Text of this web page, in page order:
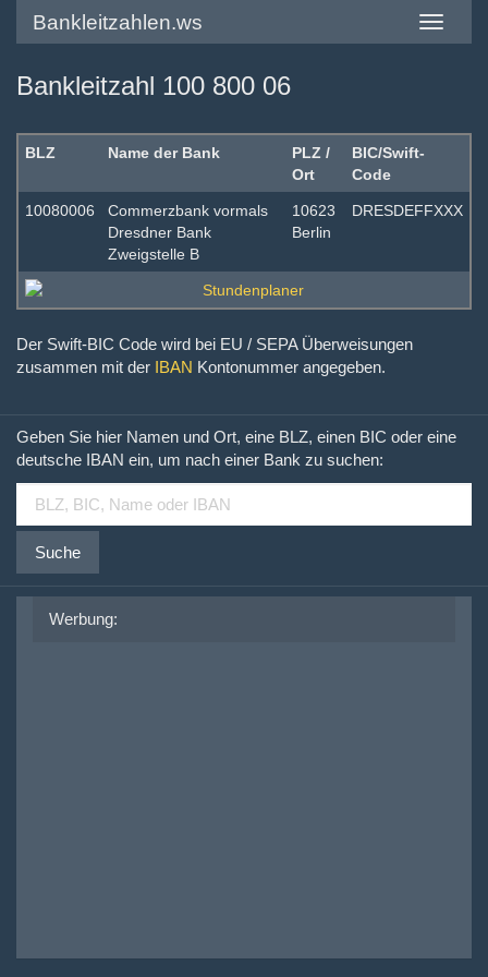
Toggle
Bankleitzahlen.ws
Bankleitzahl 100 800 06
BLZ Name der Bank
PLZ /
Ort
BIC/Swift-
Code
10080006
Commerzbank vormals
Dresdner Bank
Zweigstelle B
10623
Berlin
DRESDEFFXXX
Der Swift-BIC Code wird bei EU / SEPA Überweisungen
zusammen mit der IBAN Kontonummer angegeben.
Geben Sie hier Namen und Ort, eine BLZ, einen BIC oder eine
deutsche IBAN ein, um nach einer Bank zu suchen:
Suche
Werbung: